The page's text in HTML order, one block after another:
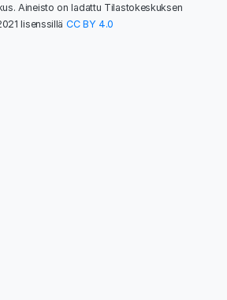
Aineisto on ladattu Tilastokeskuksen
lisenssillä CC BY 4.0